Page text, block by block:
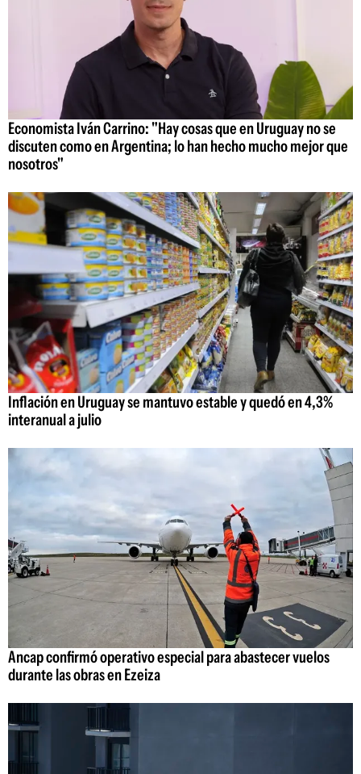
Economista Iván Carrino: "Hay cosas que en Uruguay no se
discuten como en Argentina; lo han hecho mucho mejor que
nosotros"
Inflación en Uruguay se mantuvo estable y quedó en 4,3%
interanual a julio
Ancap confirmó operativo especial para abastecer vuelos
durante las obras en Ezeiza